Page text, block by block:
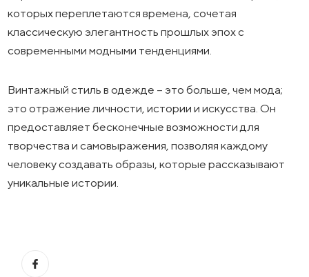
которых переплетаются времена, сочетая
классическую элегантность прошлых эпох с
современными модными тенденциями.
Винтажный стиль в одежде – это больше, чем мода;
это отражение личности, истории и искусства. Он
предоставляет бесконечные возможности для
творчества и самовыражения, позволяя каждому
человеку создавать образы, которые рассказывают
уникальные истории.